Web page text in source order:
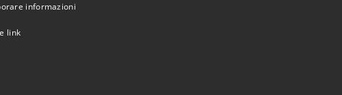
di Paderno Ponchielli • Powered by
informazioni
link